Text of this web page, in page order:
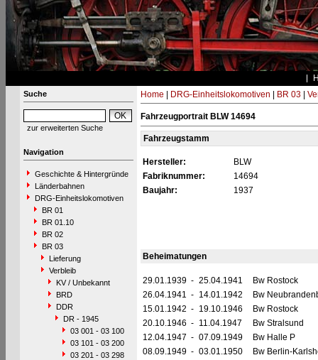
Suche
zur erweiterten Suche
Navigation
Geschichte & Hintergründe
Länderbahnen
DRG-Einheitslokomotiven
BR 01
BR 01.10
BR 02
BR 03
Lieferung
Verbleib
KV / Unbekannt
BRD
DDR
DR - 1945
03 001 - 03 100
03 101 - 03 200
03 201 - 03 298
Home DRG-Einheitslokomotiven BR 03|
Fahrzeugportrait BLW 14694
Fahrzeugstamm
Hersteller:
BLW
Fabriknummer:
14694
Baujahr:
1937
Beheimatungen
29.01.1939 - 25.04.1941
Bw Rostock
26.04.1941 - 14.01.1942
Bw
15.01.1942 - 19.10.1946
Bw Rostock
20.10.1946 - 11.04.1947
Bw Stralsund
12.04.1947 - 07.09.1949
Bw Halle P
08.09.1949 - 03.01.1950
Bw Berlin-